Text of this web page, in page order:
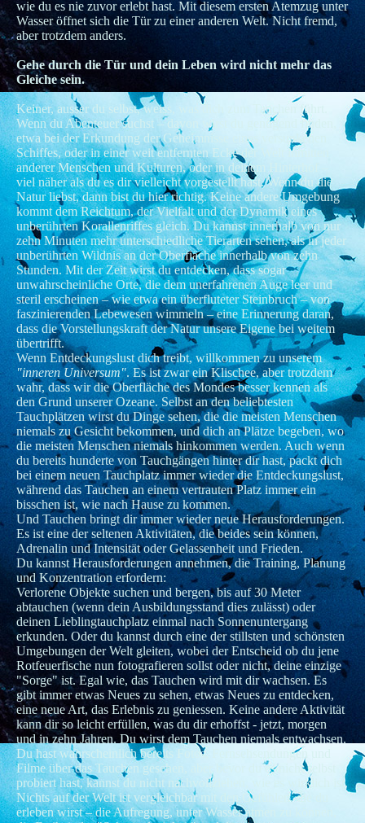
wie du es nie zuvor erlebt hast. Mit diesem ersten Atemzug unter
Wasser öffnet sich die Tür zu einer anderen Welt. Nicht fremd,
aber trotzdem anders.
Gehe durch die Tür und dein Leben wird nicht mehr das
Gleiche sein.
Keiner, ausser du selbst, weiss, was dich zum Tauchen führt.
Wenn du Abenteuer suchst – davon wirst du genügend finden,
etwa bei der Erkundung der Geheimnisse eines versunkenen
Schiffes, oder in einer weit entfernten Ecke der Welt inmitten
anderer Menschen und Kulturen, oder in deinem Hinterhof –
viel näher als du es dir vielleicht vorgestellt hast. Wenn du die
Natur liebst, dann bist du hier richtig. Keine andere Umgebung
kommt dem Reichtum, der Vielfalt und der Dynamik eines
unberührten Korallenriffes gleich. Du kannst innerhalb von nur
zehn Minuten mehr unterschiedliche Tierarten sehen, als in jeder
unberührten Wildnis an der Oberfiäche innerhalb von zehn
Stunden. Mit der Zeit wirst du entdecken, dass sogar
unwahrscheinliche Orte, die dem unerfahrenen Auge leer und
steril erscheinen – wie etwa ein überfluteter Steinbruch – von
faszinierenden Lebewesen wimmeln – eine Erinnerung daran,
dass die Vorstellungskraft der Natur unsere Eigene bei weitem
übertrifft.
Wenn Entdeckungslust dich treibt, willkommen zu unserem
"inneren Universum". Es ist zwar ein Klischee, aber trotzdem
wahr, dass wir die Oberfläche des Mondes besser kennen als
den Grund unserer Ozeane. Selbst an den beliebtesten
Tauchplätzen wirst du Dinge sehen, die die meisten Menschen
niemals zu Gesicht bekommen, und dich an Plätze begeben, wo
die meisten Menschen niemals hinkommen werden. Auch wenn
du bereits hunderte von Tauchgängen hinter dir hast, packt dich
bei einem neuen Tauchplatz immer wieder die Entdeckungslust,
während das Tauchen an einem vertrauten Platz immer ein
bisschen ist, wie nach Hause zu kommen.
Und Tauchen bringt dir immer wieder neue Herausforderungen.
Es ist eine der seltenen Aktivitäten, die beides sein können,
Adrenalin und Intensität oder Gelassenheit und Frieden.
Du kannst Herausforderungen annehmen, die Training, Planung
und Konzentration erfordern:
Verlorene Objekte suchen und bergen, bis auf 30 Meter
abtauchen (wenn dein Ausbildungsstand dies zulässt) oder
deinen Lieblingtauchplatz einmal nach Sonnenuntergang
erkunden. Oder du kannst durch eine der stillsten und schönsten
Umgebungen der Welt gleiten, wobei der Entscheid ob du jene
Rotfeuerfische nun fotografieren sollst oder nicht, deine einzige
"Sorge" ist. Egal wie, das Tauchen wird mit dir wachsen. Es
gibt immer etwas Neues zu sehen, etwas Neues zu entdecken,
eine neue Art, das Erlebnis zu geniessen. Keine andere Aktivität
kann dir so leicht erfüllen, was du dir erhoffst - jetzt, morgen
und in zehn Jahren. Du wirst dem Tauchen niemals entwachsen.
Du hast wahrscheinlich bereits Fotos, Fernsehsendungen und
Filme über das Tauchen gesehen, aber bevor du es nicht selbst
probiert hast, kannst du nicht nachvollziehen, wie es wirklich ist.
Nichts auf der Welt ist vergleichbar mit den Gefühlen, die du
erleben wirst – die Aufregung, unter Wasser atmen zu können,